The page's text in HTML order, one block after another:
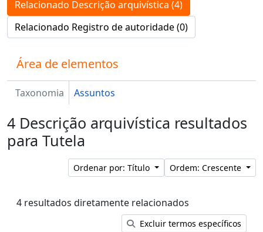
Relacionado Descrição arquivística (4)
Relacionado Registro de autoridade (0)
Área de elementos
Taxonomia Assuntos
4 Descrição arquivística resultados
para Tutela
Ordenar por: Título Ordem: Crescente
4 resultados diretamente relacionados
Excluir termos específicos